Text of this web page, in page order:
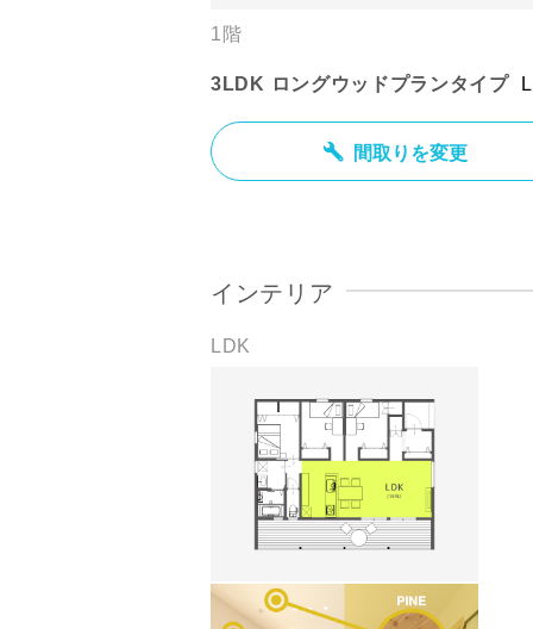
1階
3LDK ロングウッドプランタイプ
間取りを変更
インテリア
LDK